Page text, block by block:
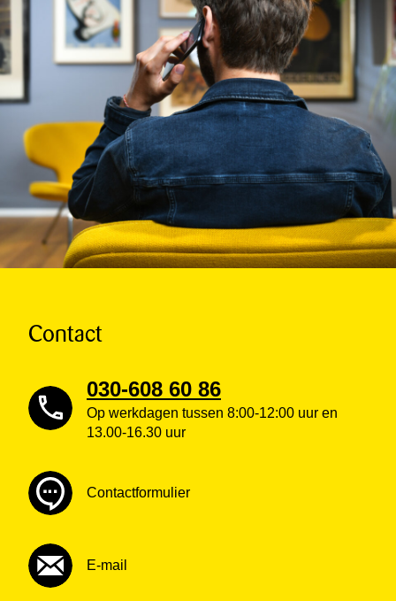
Contact
030-608 60 86
Op werkdagen tussen 8:00-12:00 uur en
13.00-16.30 uur
Contactformulier
E-mail